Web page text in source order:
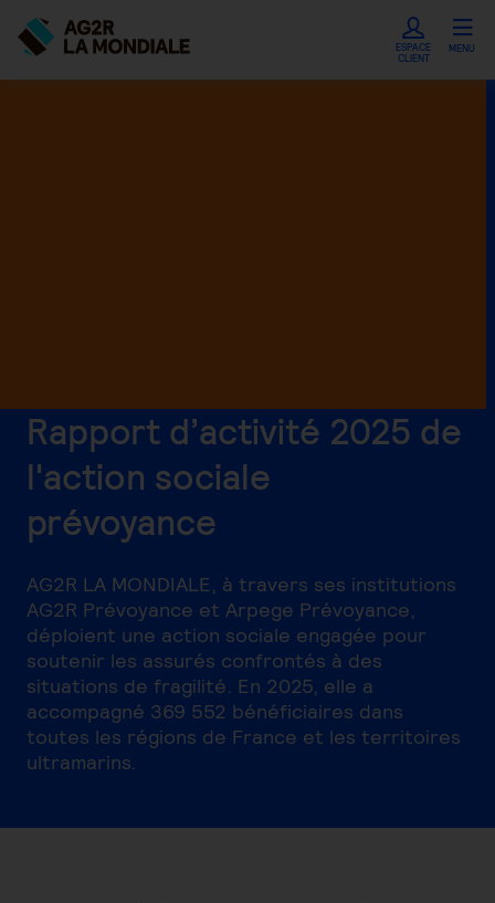
ESPACE
CLIENT
MENU
Rapport d’activité 2025 de
l'action sociale
prévoyance
AG2R LA MONDIALE, à travers ses institutions
AG2R Prévoyance et Arpege Prévoyance,
déploient une action sociale engagée pour
soutenir les assurés confrontés à des
situations de fragilité. En 2025, elle a
accompagné 369 552 bénéficiaires dans
toutes les régions de France et les territoires
ultramarins.